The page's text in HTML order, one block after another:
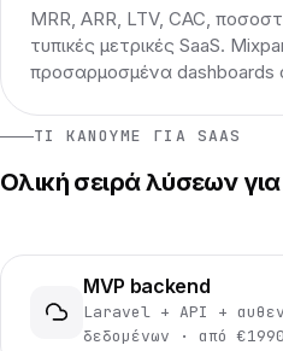
MRR, ARR, LTV, CAC,
τυπικές μετρικές SaaS.
προσαρμοσμένα dashboards
ΤΙ ΚΆΝΟΥΜΕ ΓΙΑ SAAS
Ολική σειρά λύσεων
MVP backend
Laravel + API +
δεδομένων · από